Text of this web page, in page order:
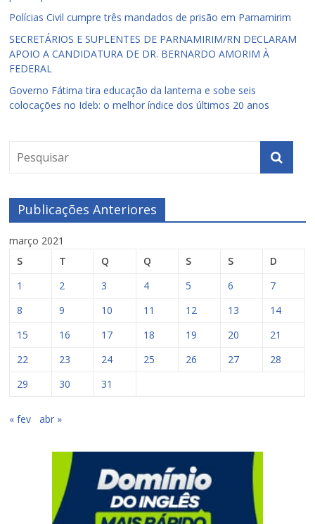
Polícias Civil cumpre três mandados de prisão em Parnamirim
SECRETÁRIOS E SUPLENTES DE PARNAMIRIM/RN DECLARAM
APOIO A CANDIDATURA DE DR. BERNARDO AMORIM À
FEDERAL
Governo Fátima tira educação da lanterna e sobe seis
colocações no Ideb: o melhor índice dos últimos 20 anos
Publicações Anteriores
março 2021
S
T Q Q S S
D
1
2 3 4 5 6
7
8
9 10 11 12 13
14
15
16 17 18 19 20
21
22
23 24 25 26 27
28
29
30 31
« fev abr »